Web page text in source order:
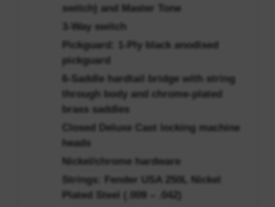
switch) and Master Tone
3-Way switch
Pickguard: 1-Ply black anodised
pickguard
6-Saddle hardtail bridge with string
through body and chrome-plated
brass saddles
Closed Deluxe Cast locking machine
heads
Nickel/chrome hardware
Strings: Fender USA 250L Nickel
Plated Steel (.009 – .042)